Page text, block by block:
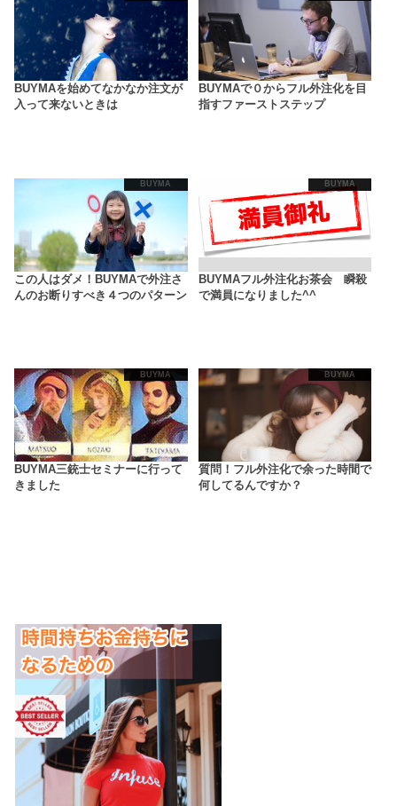
BUYMAを始めてなかなか注文が
入って来ないときは
BUYMAで０からフル外注化を目
指すファーストステップ
BUYMA
この人はダメ！BUYMAで外注さ
んのお断りすべき４つのパターン
BUYMA
BUYMAフル外注化お茶会 瞬殺
で満員になりました^^
BUYMA
BUYMA三銃士セミナーに行って
きました
BUYMA
質問！フル外注化で余った時間で
何してるんですか？